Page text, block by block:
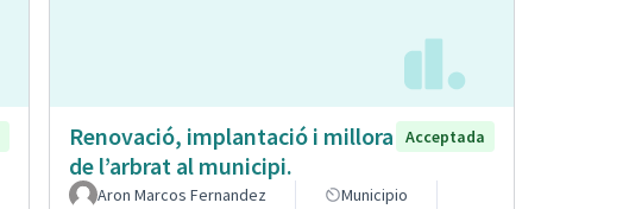
Renovació, implantació i millora
de l’arbrat al municipi.
Acceptada
Aron Marcos Fernandez
Municipio